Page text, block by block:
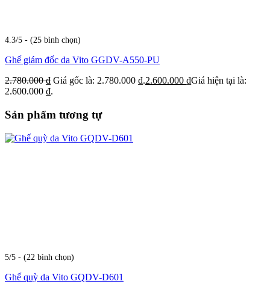
4.3/5 - (25 bình chọn)
Ghế giám đốc da Vito GGDV-A550-PU
2.780.000₫ Giá gốc là: 2.780.000 ₫.2.600.000 ₫Giá hiện tại là:
2.600.000 ₫.
Sản phẩm tương tự
5/5 - (22 bình chọn)
Ghế quỳ da Vito GQDV-D601